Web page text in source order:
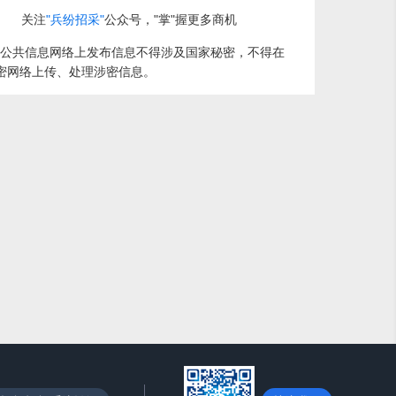
关注"兵纷招采"公众号，"掌"握更多商机
共信息网络上发布信息不得涉及国家秘密，不得在
网络上传、处理涉密信息。